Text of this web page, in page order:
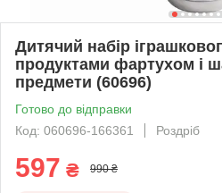
Дитячий набір
продуктами фартухом і
предмети (60696)
Готово до відправки
Код: 060696-166361
Роздріб
597 ₴ 990 ₴